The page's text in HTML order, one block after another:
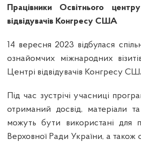
Працівники Освітнього
відвідувачів Конгресу США
14 вересня 2023 відбулася
ознайомчих міжнародних
Центрі відвідувачів Конгресу
Під час зустрічі учасниці
отриманий досвід, матеріали
можуть бути використані для
Верховної Ради України, а